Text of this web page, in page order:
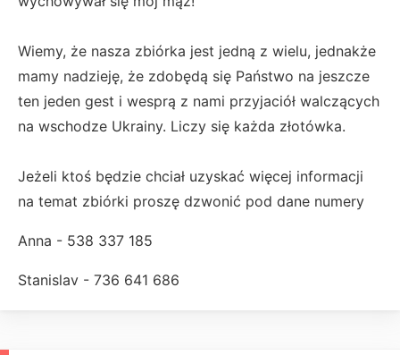
Wiemy, że nasza zbiórka jest jedną z wielu, jednakże
mamy nadzieję, że zdobędą się Państwo na jeszcze
ten jeden gest i wesprą z nami przyjaciół walczących
na wschodze Ukrainy. Liczy się każda złotówka.
Jeżeli ktoś będzie chciał uzyskać więcej informacji
na temat zbiórki proszę dzwonić pod dane numery
Anna - 538 337 185
Stanislav - 736 641 686